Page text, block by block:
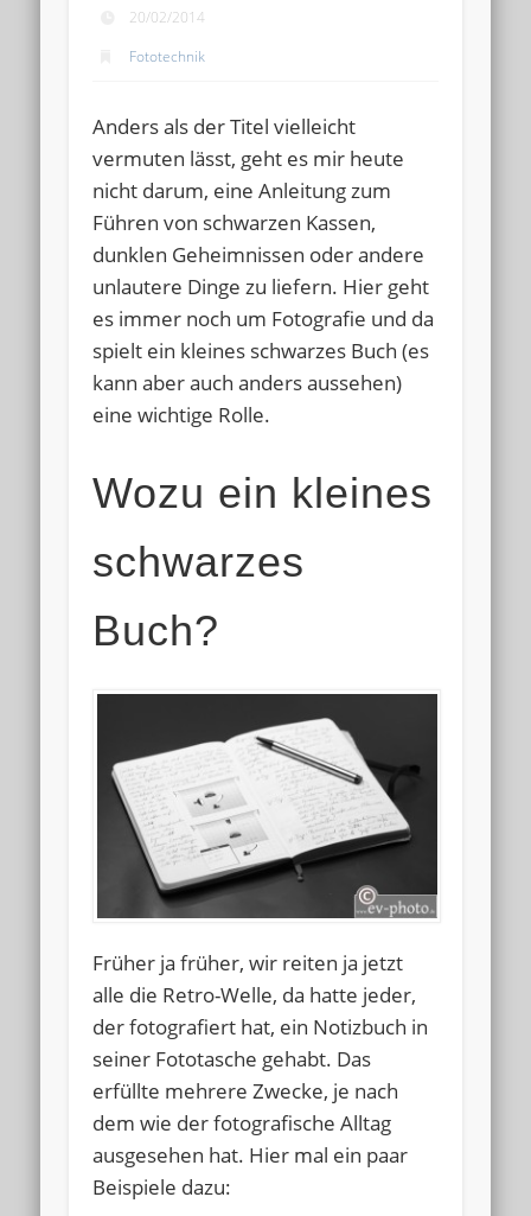
20/02/2014
Fototechnik
Anders als der Titel vielleicht
vermuten lässt, geht es mir heute
nicht darum, eine Anleitung zum
Führen von schwarzen Kassen,
dunklen Geheimnissen oder andere
unlautere Dinge zu liefern. Hier geht
es immer noch um Fotografie und da
spielt ein kleines schwarzes Buch (es
kann aber auch anders aussehen)
eine wichtige Rolle.
Wozu ein kleines
schwarzes
Buch?
Früher ja früher, wir reiten ja jetzt
alle die Retro-Welle, da hatte jeder,
der fotografiert hat, ein Notizbuch in
seiner Fototasche gehabt. Das
erfüllte mehrere Zwecke, je nach
dem wie der fotografische Alltag
ausgesehen hat. Hier mal ein paar
Beispiele dazu: